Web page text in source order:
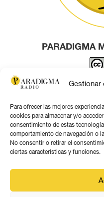
Gestionar
Para ofrecer las mejores
cookies para almacenar y/o
consentimiento de estas
comportamiento de navegación o
No consentir o retirar el
ciertas características y funciones.
PARADIGMA
Este obra está bajo una